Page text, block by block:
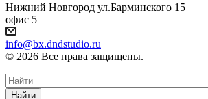
Нижний Новгород ул.Барминского 15
офис 5
info@bx.dndstudio.ru
© 2026 Все права защищены.
Найти